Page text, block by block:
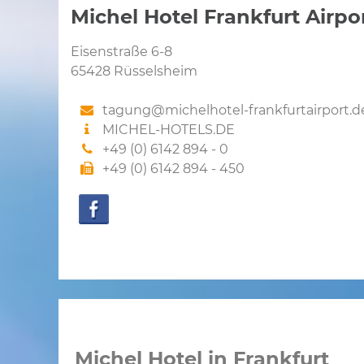
Michel Hotel Frankfurt
Eisenstraße 6-8
65428 Rüsselsheim
tagung@michelhotel-
MICHEL-HOTELS.DE
+49 (0) 6142 894 - 0
+49 (0) 6142 894 - 450
Michel Hotel in Frankfurt